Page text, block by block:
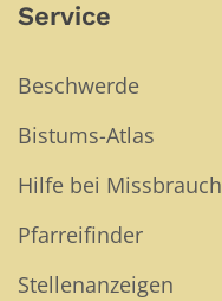
Service
Beschwerde
Bistums-Atlas
Hilfe bei Missbrauch
Pfarreifinder
Stellenanzeigen